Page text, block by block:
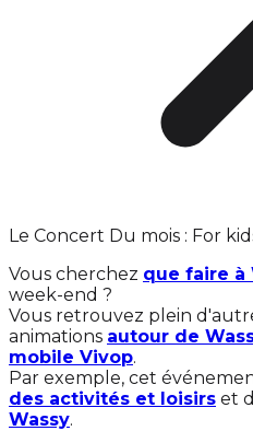
Le Concert Du mois : For
Vous cherchez que faire à
week-end ?
Vous retrouvez plein
animations autour de
mobile Vivop.
Par exemple, cet
des activités et loisirs et
Wassy.